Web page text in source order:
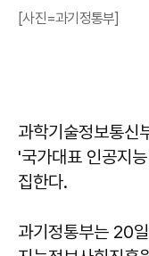
[사진=과기정통부]
과학기술정보통신
'국가대표 인공지
집한다.
과기정통부는 20